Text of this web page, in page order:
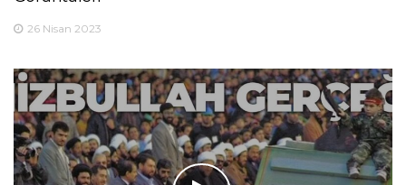
26 Nisan 2023